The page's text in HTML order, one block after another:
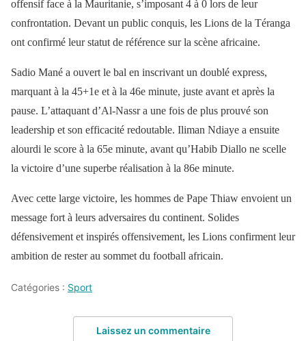
offensif face à la Mauritanie, s’imposant 4 à 0 lors de leur
confrontation. Devant un public conquis, les Lions de la Téranga
ont confirmé leur statut de référence sur la scène africaine.
Sadio Mané a ouvert le bal en inscrivant un doublé express,
marquant à la 45+1e et à la 46e minute, juste avant et après la
pause. L’attaquant d’Al-Nassr a une fois de plus prouvé son
leadership et son efficacité redoutable. Iliman Ndiaye a ensuite
alourdi le score à la 65e minute, avant qu’Habib Diallo ne scelle
la victoire d’une superbe réalisation à la 86e minute.
Avec cette large victoire, les hommes de Pape Thiaw envoient un
message fort à leurs adversaires du continent. Solides
défensivement et inspirés offensivement, les Lions confirment leur
ambition de rester au sommet du football africain.
Catégories : Sport
Laissez un commentaire